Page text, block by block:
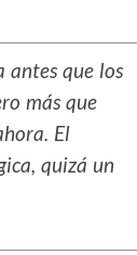
antes que los
más que
El
quizá un